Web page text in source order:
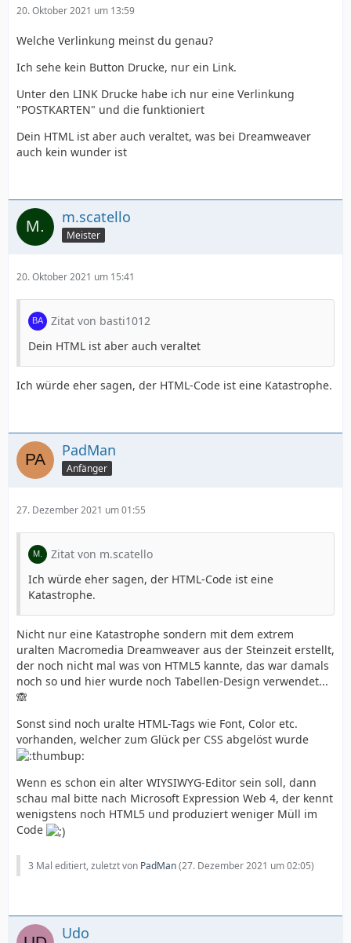
20. Oktober 2021 um 13:59
Welche Verlinkung meinst du genau?
Ich sehe kein Button Drucke, nur ein Link.
Unter den LINK Drucke habe ich nur eine Verlinkung
"POSTKARTEN" und die funktioniert
Dein HTML ist aber auch veraltet, was bei Dreamweaver
auch kein wunder ist
m.scatello
Meister
20. Oktober 2021 um 15:41
Zitat von basti1012
Dein HTML ist aber auch veraltet
Ich würde eher sagen, der HTML-Code ist eine Katastrophe.
PadMan
Anfänger
27. Dezember 2021 um 01:55
Zitat von m.scatello
Ich würde eher sagen, der HTML-Code ist eine
Katastrophe.
Nicht nur eine Katastrophe sondern mit dem extrem
uralten Macromedia Dreamweaver aus der Steinzeit erstellt,
der noch nicht mal was von HTML5 kannte, das war damals
noch so und hier wurde noch Tabellen-Design verwendet...
🙈
Sonst sind noch uralte HTML-Tags wie Font, Color etc.
vorhanden, welcher zum Glück per CSS abgelöst wurde
Wenn es schon ein alter WIYSIWYG-Editor sein soll, dann
schau mal bitte nach Microsoft Expression Web 4, der kennt
wenigstens noch HTML5 und produziert weniger Müll im
Code
3 Mal editiert, zuletzt von PadMan(27. Dezember 2021 um 02:05)
Udo